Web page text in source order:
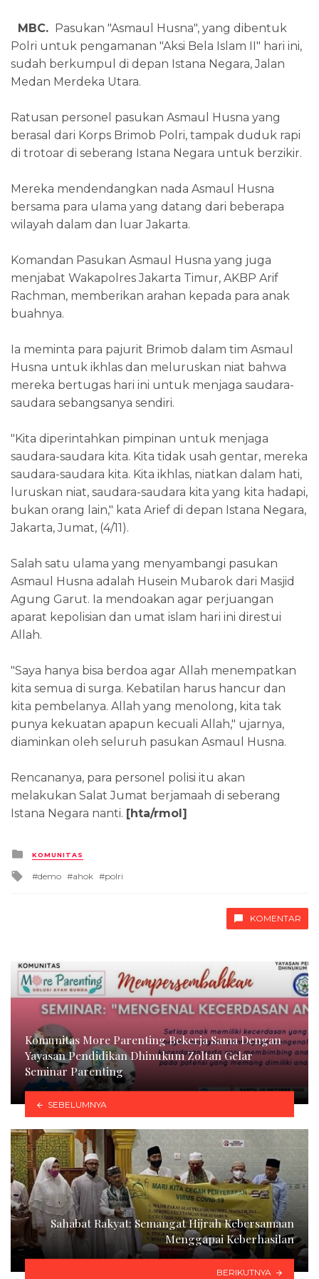
MBC.
Pasukan "Asmaul Husna", yang dibentuk
Polri untuk pengamanan "Aksi Bela Islam II" hari ini,
sudah berkumpul di depan Istana Negara, Jalan
Medan Merdeka Utara.
Ratusan personel pasukan Asmaul Husna yang
berasal dari Korps Brimob Polri, tampak duduk rapi
di trotoar di seberang Istana Negara untuk berzikir.
Mereka mendendangkan nada Asmaul Husna
bersama para ulama yang datang dari beberapa
wilayah dalam dan luar Jakarta.
Komandan Pasukan Asmaul Husna yang juga
menjabat Wakapolres Jakarta Timur, AKBP Arif
Rachman, memberikan arahan kepada para anak
buahnya.
Ia meminta para pajurit Brimob dalam tim Asmaul
Husna untuk ikhlas dan meluruskan niat bahwa
mereka bertugas hari ini untuk menjaga saudara-
saudara sebangsanya sendiri.
"Kita diperintahkan pimpinan untuk menjaga
saudara-saudara kita. Kita tidak usah gentar, mereka
saudara-saudara kita. Kita ikhlas, niatkan dalam hati,
luruskan niat, saudara-saudara kita yang kita hadapi,
bukan orang lain," kata Arief di depan Istana Negara,
Jakarta, Jumat, (4/11).
Salah satu ulama yang menyambangi pasukan
Asmaul Husna adalah Husein Mubarok dari Masjid
Agung Garut. Ia mendoakan agar perjuangan
aparat kepolisian dan umat islam hari ini direstui
Allah.
"Saya hanya bisa berdoa agar Allah menempatkan
kita semua di surga. Kebatilan harus hancur dan
kita pembelanya. Allah yang menolong, kita tak
punya kekuatan apapun kecuali Allah," ujarnya,
diaminkan oleh seluruh pasukan Asmaul Husna.
Rencananya, para personel polisi itu akan
melakukan Salat Jumat berjamaah di seberang
Istana Negara nanti. [hta/rmol]
Posted
in
KOMUNITAS
Tagged
demo ahok polri
KOMENTAR
Komunitas More Parenting Bekerja Sama Dengan
Yayasan Pendidikan Dhinukum Zoltan Gelar
Seminar Parenting
SEBELUMNYA
Sahabat Rakyat: Semangat Hijrah Kebersamaan
Menggapai Keberhasilan
BERIKUTNYA